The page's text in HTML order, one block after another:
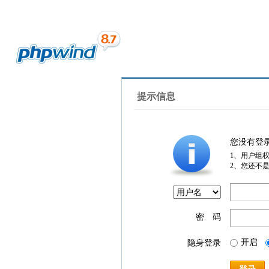
提示信息
您没有登
1、用户组
2、您还不
密 码
隐身登录 开启